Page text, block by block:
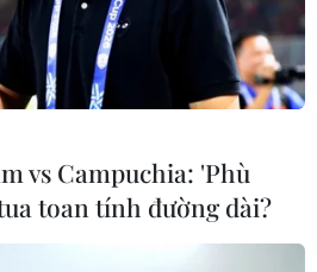
vs Campuchia: 'Phù
toan tính đường dài?